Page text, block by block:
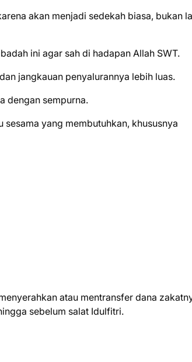
akan menjadi sedekah biasa, bukan
ini agar sah di hadapan Allah SWT.
jangkauan penyalurannya lebih luas.
dengan sempurna.
yang membutuhkan, khususnya
atau mentransfer dana
sebelum salat Idulfitri.